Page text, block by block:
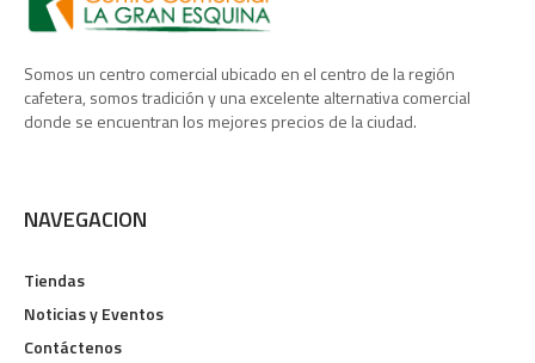
Somos un centro comercial ubicado en el centro de la región
cafetera, somos tradición y una excelente alternativa comercial
donde se encuentran los mejores precios de la ciudad.
NAVEGACION
Tiendas
Noticias y Eventos
Contáctenos